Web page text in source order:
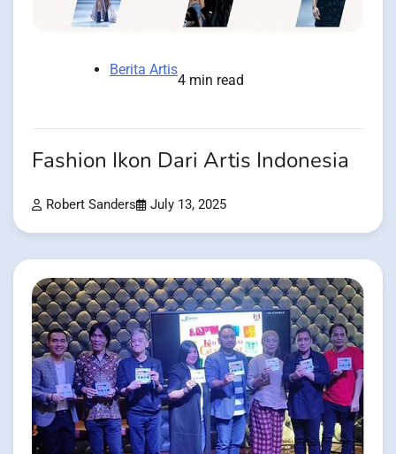
Berita Artis
4 min read
Fashion Ikon Dari Artis Indonesia
Robert Sanders July 13, 2025